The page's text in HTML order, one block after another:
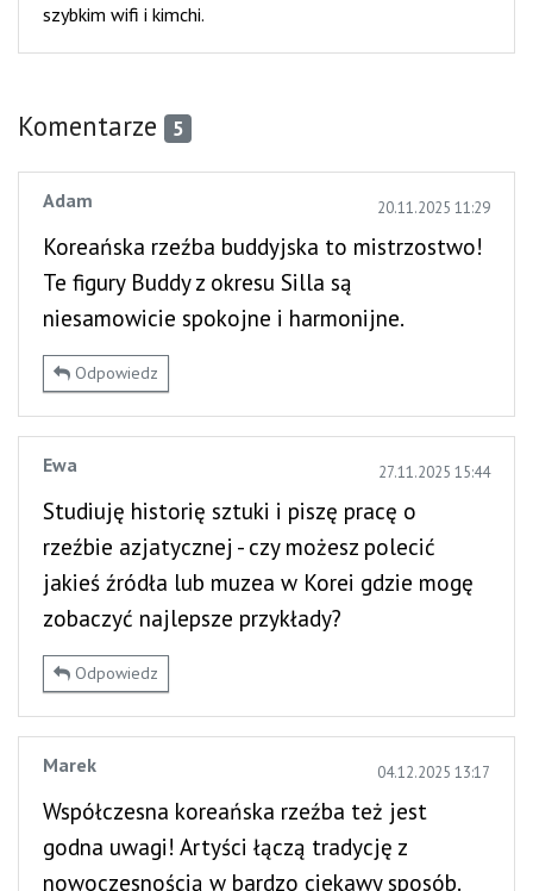
szybkim wifi i kimchi.
Komentarze 5
Adam 20.11.2025 11:29
Koreańska rzeźba buddyjska to mistrzostwo!
Te figury Buddy z okresu Silla są
niesamowicie spokojne i harmonijne.
Odpowiedz
Ewa 27.11.2025 15:44
Studiuję historię sztuki i piszę pracę o
rzeźbie azjatycznej - czy możesz polecić
jakieś źródła lub muzea w Korei gdzie mogę
zobaczyć najlepsze przykłady?
Odpowiedz
Marek 04.12.2025 13:17
Współczesna koreańska rzeźba też jest
godna uwagi! Artyści łączą tradycję z
nowoczesnością w bardzo ciekawy sposób.